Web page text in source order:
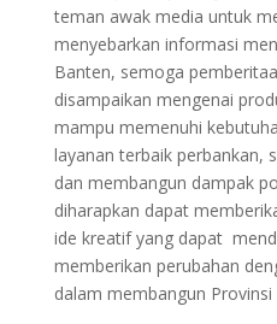
teman awak media untuk
menyebarkan informasi
Banten, semoga
disampaikan mengenai
mampu memenuhi
layanan terbaik perbankan,
dan membangun dampak
diharapkan dapat
ide kreatif yang dapat
memberikan perubahan
dalam membangun Provinsi